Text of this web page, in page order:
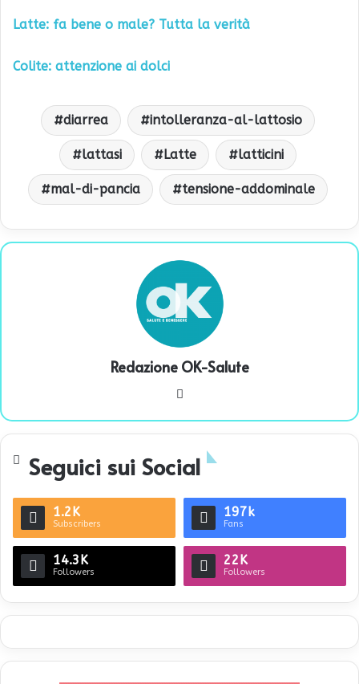
Latte: fa bene o male? Tutta la verità
Colite: attenzione ai dolci
diarrea intolleranza-al-lattosio
lattasi Latte latticini
mal-di-pancia tensione-addominale
Redazione OK-Salute
te
Seguici sui Social
1.2K
Subscribers
197k
Fans
14.3K
Followers
22K
Followers